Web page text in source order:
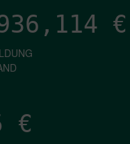
€
€